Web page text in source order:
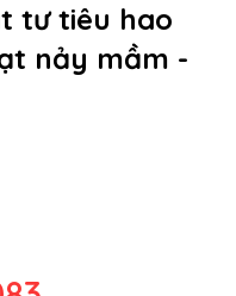
tư tiêu hao
nảy mầm -